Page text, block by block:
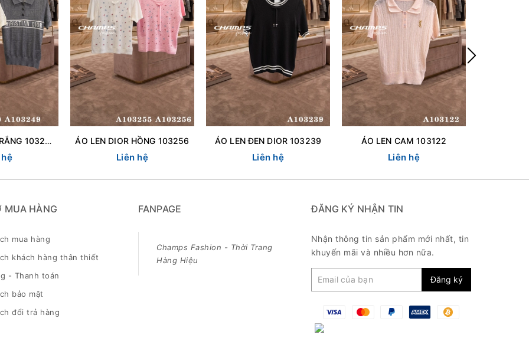
ÁO LEN DIOR TRẮNG 103250 ÁO LEN DIOR HỒNG 103256
Liên hệ
ÁO LEN ĐEN DIOR 103239
Liên hệ
ÁO LEN CAM 103122
Liên hệ
MUA HÀNG
mua hàng
khách hàng thân thiết
- Thanh toán
bảo mật
đổi trả hàng
FANPAGE
Champs Fashion - Thời Trang
Hàng Hiệu
ĐĂNG KÝ NHẬN TIN
Nhận thông tin sản phẩm mới nhất, tin
khuyến mãi và nhiều hơn nữa.
Đăng ký